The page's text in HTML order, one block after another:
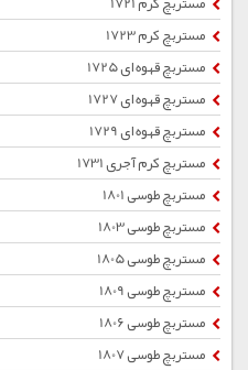
مستربچ کرم 1723
مستربچ قهوه ای 1725
مستربچ قهوه ای 1727
مستربچ قهوه ای 1729
مستربچ کرم آجری 1731
مستربچ طوسی 1801
مستربچ طوسی 1803
مستربچ طوسی 1805
مستربچ طوسی 1809
مستربچ طوسی 1806
مستربچ طوسی 1807